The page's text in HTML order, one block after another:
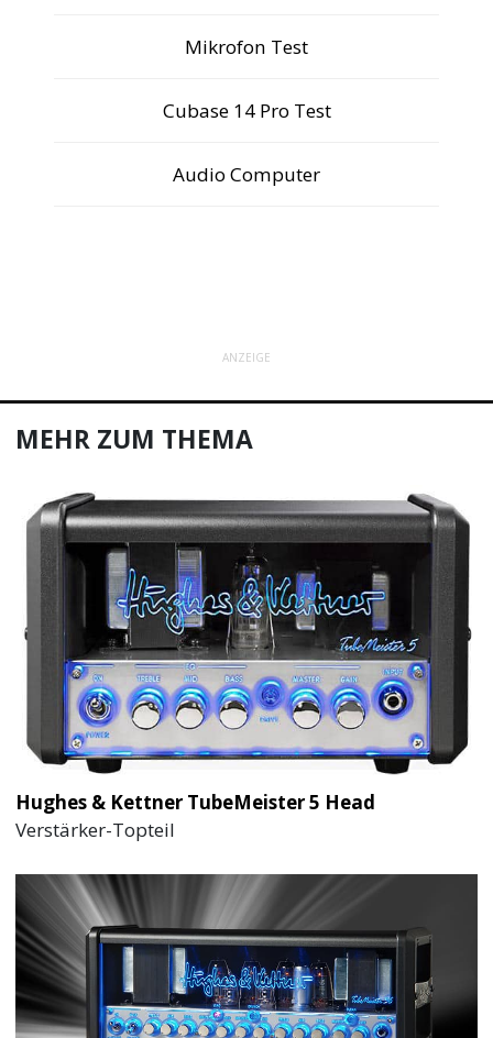
Mikrofon Test
Cubase 14 Pro Test
Audio Computer
ANZEIGE
MEHR ZUM THEMA
Hughes & Kettner TubeMeister 5 Head
Verstärker-Topteil